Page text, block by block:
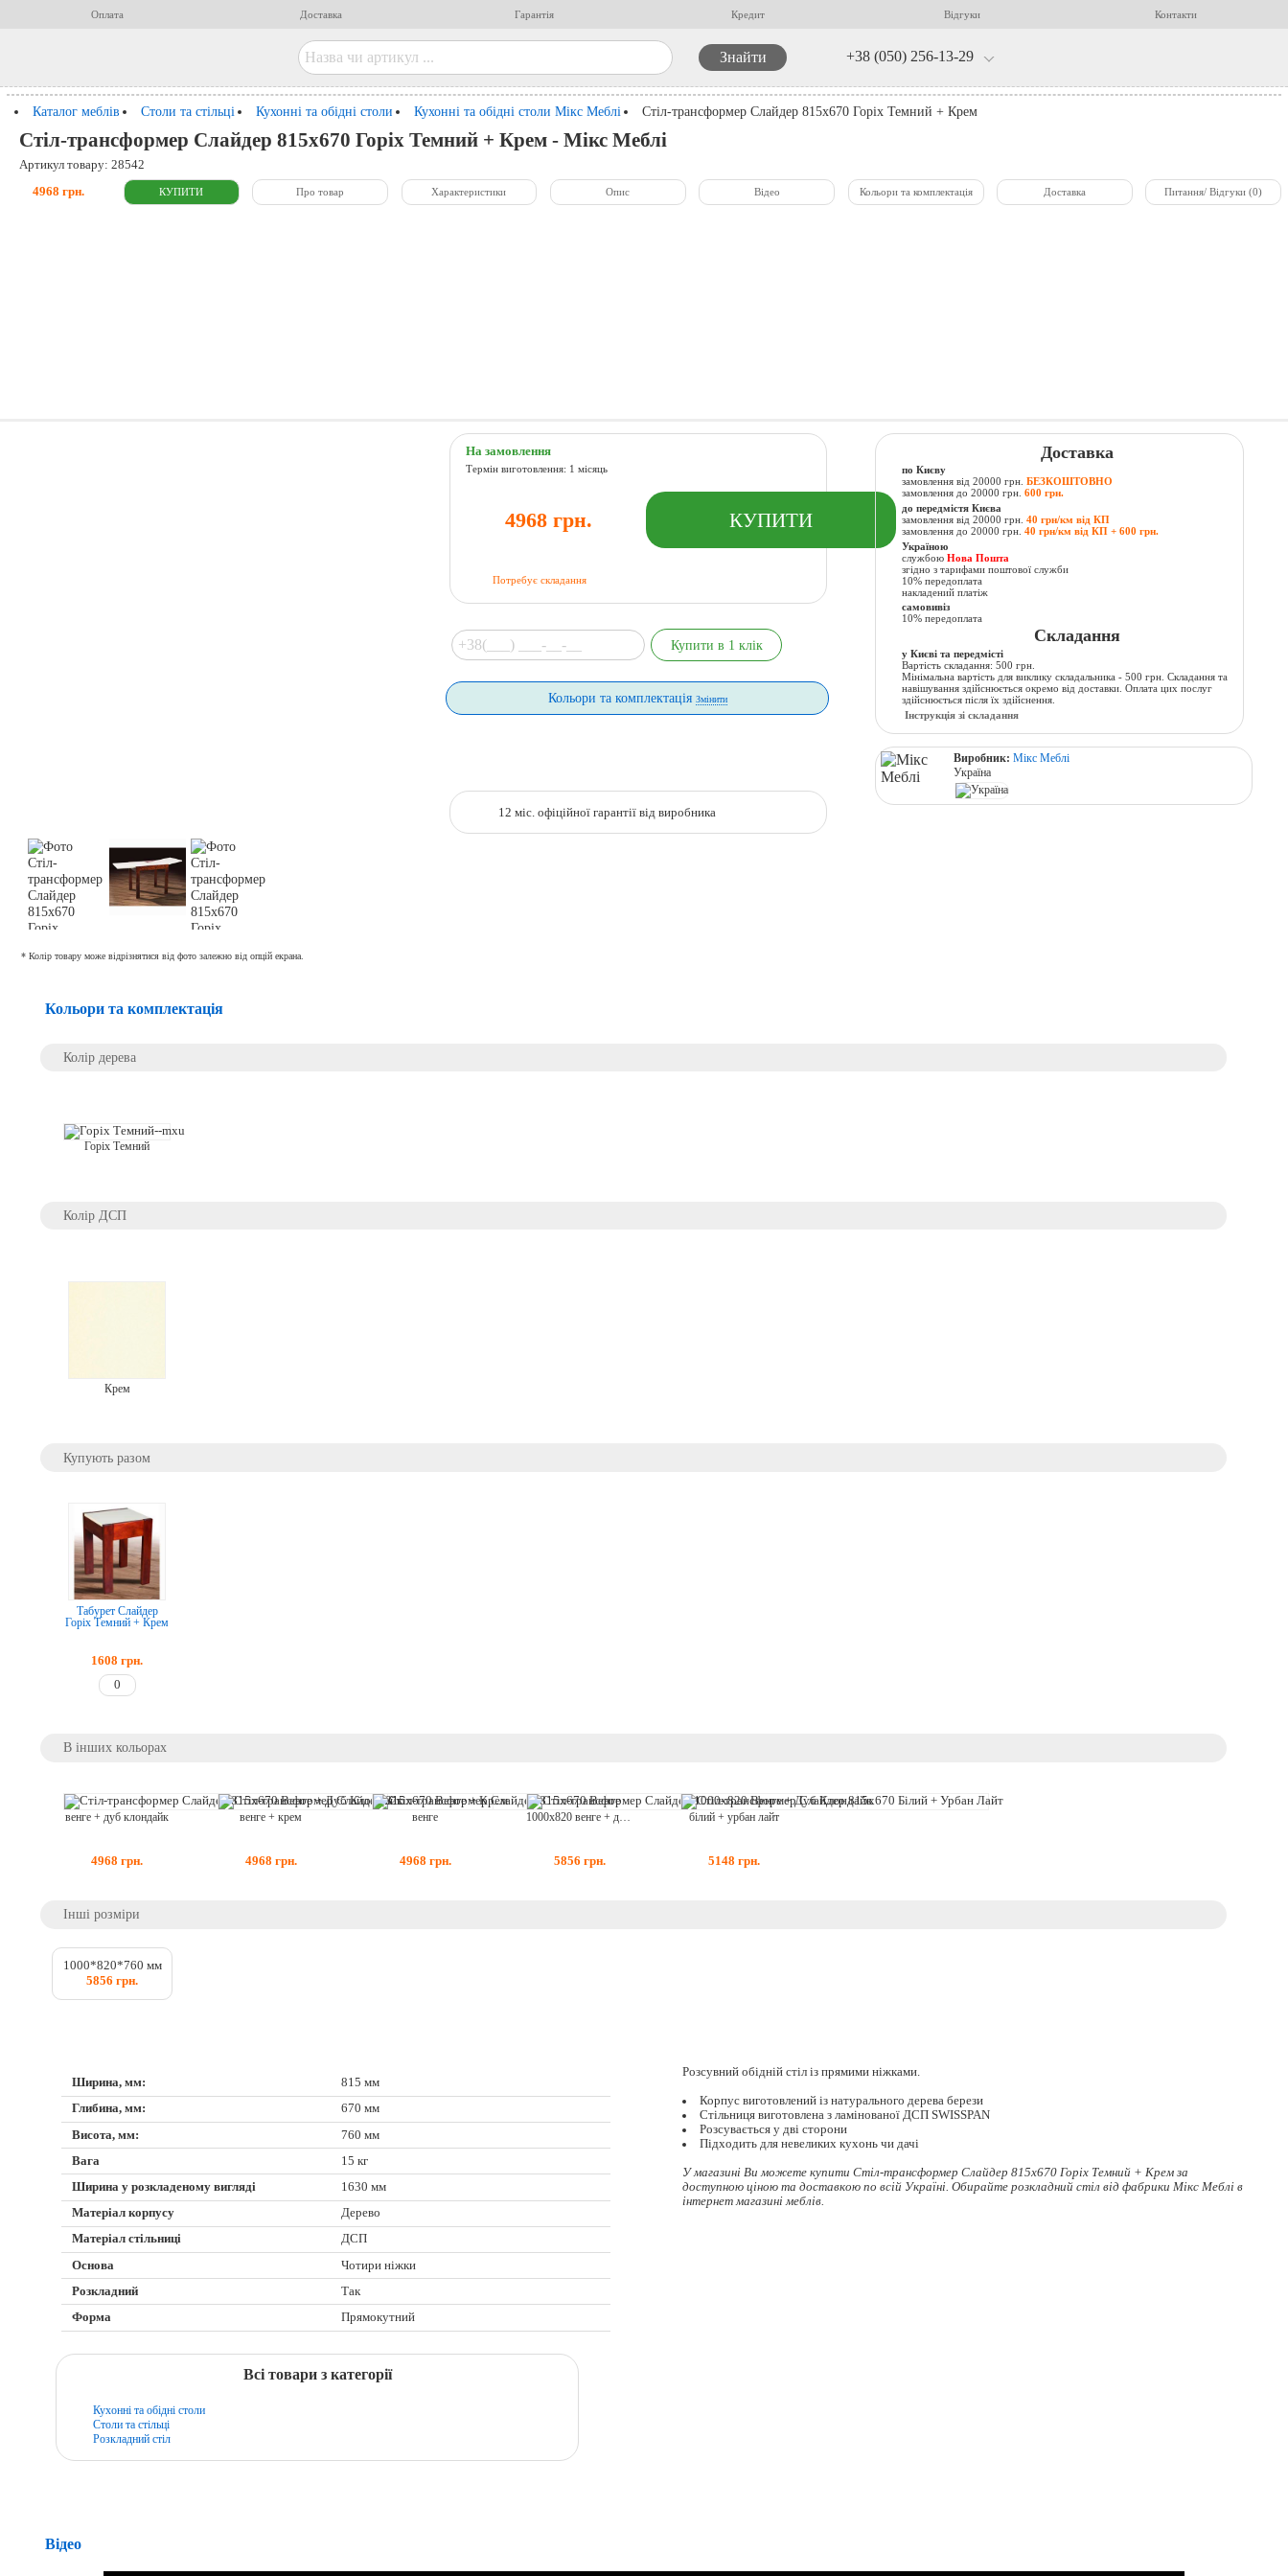
Оплата Доставка Гарантія Кредит Відгуки Контакти
+38 (050) 256-13-29
Каталог меблів Столи та стільці Кухонні та обідні столи Кухонні та обідні столи Мікс Меблі Стіл-трансформер Слайдер 815x670 Горіх Темний + Крем
Стіл-трансформер Слайдер 815x670 Горіх Темний + Крем - Мікс Меблі
Артикул товару: 28542
4968 грн. Про товар Характеристики Опис Відео Кольори та комплектація Доставка Питання/ Відгуки (0)
* Колір товару може відрізнятися від фото залежно від опцій екрана.
На замовлення
Термін виготовлення: 1 місяць
4968 грн.
Потребує складання
Кольори та комплектація Змінити
12 міс. офіційної гарантії від виробника
Доставка
по Києву
замовлення від 20000 грн. БЕЗКОШТОВНО
замовлення до 20000 грн. 600 грн.
до передмістя Києва
замовлення від 20000 грн. 40 грн/км від КП
замовлення до 20000 грн. 40 грн/км від КП + 600 грн.
Україною
службою Нова Пошта
згідно з тарифами поштової служби
10% передоплата
накладений платіж
самовивіз
10% передоплата
Складання
у Києві та передмісті
Вартість складання: 500 грн.
Мінімальна вартість для виклику складальника - 500 грн. Складання та
навішування здійснюється окремо від доставки. Оплата цих послуг
здійснюється після їх здійснення.
Інструкція зі складання
Виробник: Мікс Меблі
Україна
Кольори та комплектація
Колір дерева
Горіх Темний
Колір ДСП
Крем
Купують разом
Табурет Слайдер
Горіх Темний + Крем
1608 грн.
В інших кольорах
венге + дуб клондайк
4968 грн.
венге + крем
4968 грн.
венге
4968 грн. 5856 грн.
білий + урбан лайт
5148 грн.
Інші розміри
1000*820*760 мм
5856 грн.
Ширина, мм:
815 мм
Глибина, мм:
670 мм
Висота, мм:
760 мм
Вага
15 кг
Ширина у розкладеному вигляді
1630 мм
Матеріал корпусу
Дерево
Матеріал стільниці
ДСП
Основа
Чотири ніжки
Розкладний
Так
Форма
Прямокутний
Всі товари з категорії
Кухонні та обідні столи
Столи та стільці
Розкладний стіл
Розсувний обідній стіл із прямими ніжками.
Корпус виготовлений із натурального дерева берези
Стільниця виготовлена з ламінованої ДСП SWISSPAN
Розсувається у дві сторони
Підходить для невеликих кухонь чи дачі
У магазині Ви можете купити Стіл-трансформер Слайдер 815x670 Горіх Темний + Крем за
доступною ціною та доставкою по всій Україні. Обирайте розкладний стілвід фабрики Мікс Меблі в
інтернет магазині меблів.
Відео